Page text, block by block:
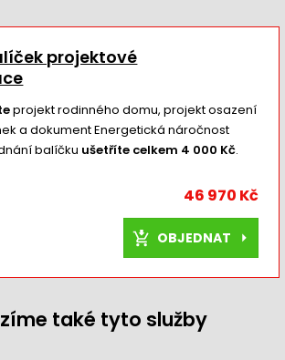
projektové
projekt rodinného domu, projekt osazení
a dokument Energetická náročnost
balíčku ušetříte celkem 4 000 Kč.
46 970 Kč
OBJEDNAT
také tyto služby